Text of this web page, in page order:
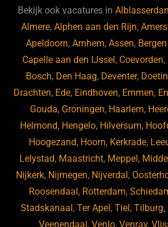
b
o
o
k
ky dI
n
Bekijk ook vacatures in
Almere,Alphen aan den Rijn,
Apeldoorn,Arnhem,Assen,
Capelle aan den IJssel, Coevorden,
Bosch, Den Haag, Deventer,
Drachten, Ede, Eindhoven, Emmen,
Gouda, Groningen, Haarlem,
Helmond, Hengelo, Hilversum,
Hoogezand, Hoorn, Kerkrade,
Lelystad, Maastricht, Meppel,
Nijkerk, Nijmegen, Nijverdal,
Roosendaal, Rotterdam,
Stadskanaal,Ter Apel,Tiel,Tilburg,
Veenendaal,Venlo,Venray,